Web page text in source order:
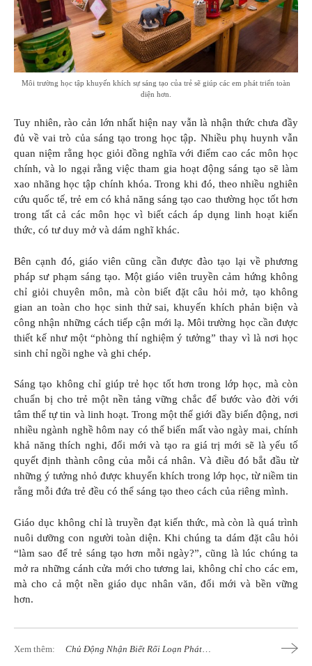
Môi trường học tập khuyến khích sự sáng tạo của trẻ sẽ giúp các em phát triển toàn
diện hơn.
Tuy nhiên, rào cản lớn nhất hiện nay vẫn là nhận thức chưa đầy
đủ về vai trò của sáng tạo trong học tập. Nhiều phụ huynh vẫn
quan niệm rằng học giỏi đồng nghĩa với điểm cao các môn học
chính, và lo ngại rằng việc tham gia hoạt động sáng tạo sẽ làm
xao nhãng học tập chính khóa. Trong khi đó, theo nhiều nghiên
cứu quốc tế, trẻ em có khả năng sáng tạo cao thường học tốt hơn
trong tất cả các môn học vì biết cách áp dụng linh hoạt kiến
thức, có tư duy mở và dám nghĩ khác.
Bên cạnh đó, giáo viên cũng cần được đào tạo lại về phương
pháp sư phạm sáng tạo. Một giáo viên truyền cảm hứng không
chỉ giỏi chuyên môn, mà còn biết đặt câu hỏi mở, tạo không
gian an toàn cho học sinh thử sai, khuyến khích phản biện và
công nhận những cách tiếp cận mới lạ. Môi trường học cần được
thiết kế như một “phòng thí nghiệm ý tưởng” thay vì là nơi học
sinh chỉ ngồi nghe và ghi chép.
Sáng tạo không chỉ giúp trẻ học tốt hơn trong lớp học, mà còn
chuẩn bị cho trẻ một nền tảng vững chắc để bước vào đời với
tâm thế tự tin và linh hoạt. Trong một thế giới đầy biến động, nơi
nhiều ngành nghề hôm nay có thể biến mất vào ngày mai, chính
khả năng thích nghi, đổi mới và tạo ra giá trị mới sẽ là yếu tố
quyết định thành công của mỗi cá nhân. Và điều đó bắt đầu từ
những ý tưởng nhỏ được khuyến khích trong lớp học, từ niềm tin
rằng mỗi đứa trẻ đều có thể sáng tạo theo cách của riêng mình.
Giáo dục không chỉ là truyền đạt kiến thức, mà còn là quá trình
nuôi dưỡng con người toàn diện. Khi chúng ta dám đặt câu hỏi
“làm sao để trẻ sáng tạo hơn mỗi ngày?”, cũng là lúc chúng ta
mở ra những cánh cửa mới cho tương lai, không chỉ cho các em,
mà cho cả một nền giáo dục nhân văn, đổi mới và bền vững
hơn.
Xem thêm:
Chủ Động Nhận Biết Rối Loạn Phát